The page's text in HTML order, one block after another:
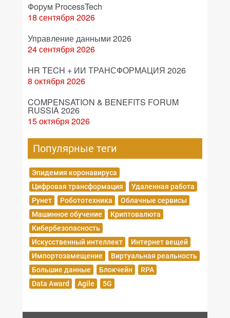
Форум ProcessTech
18 сентября 2026
Управление данными 2026
24 сентября 2026
HR TECH + ИИ ТРАНСФОРМАЦИЯ 2026
8 октября 2026
COMPENSATION & BENEFITS FORUM
RUSSIA 2026
15 октября 2026
Популярные теги
Эпидемия коронавируса
Цифровая трансформация
Удаленная работа
Рунет
Робототехника
Облачные сервисы
Машинное обучение
Криптовалюта
Кибербезопасность
Искусственный интеллект
Интернет вещей
Импортозамещение
Виртуальная реальность
Большие данные
Блокчейн
RPA
Data Award
Agile 5G